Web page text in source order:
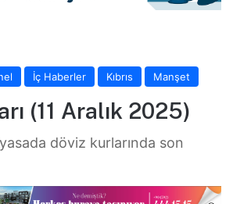
İç Haberler Kıbrıs Manşet
(11 Aralık 2025)
döviz kurlarında son